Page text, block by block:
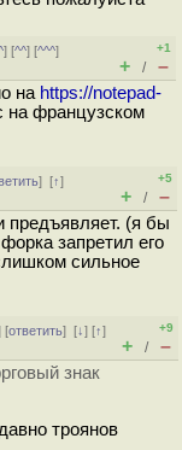
] [^^] [^^^]
+1
+ / –
на https://notepad-
на французском
][↑]
+5
+ / –
предъявляет. (я бы
запретил его
сильное
[ответить][↓] [↑]
+9
+ / –
знак
троянов